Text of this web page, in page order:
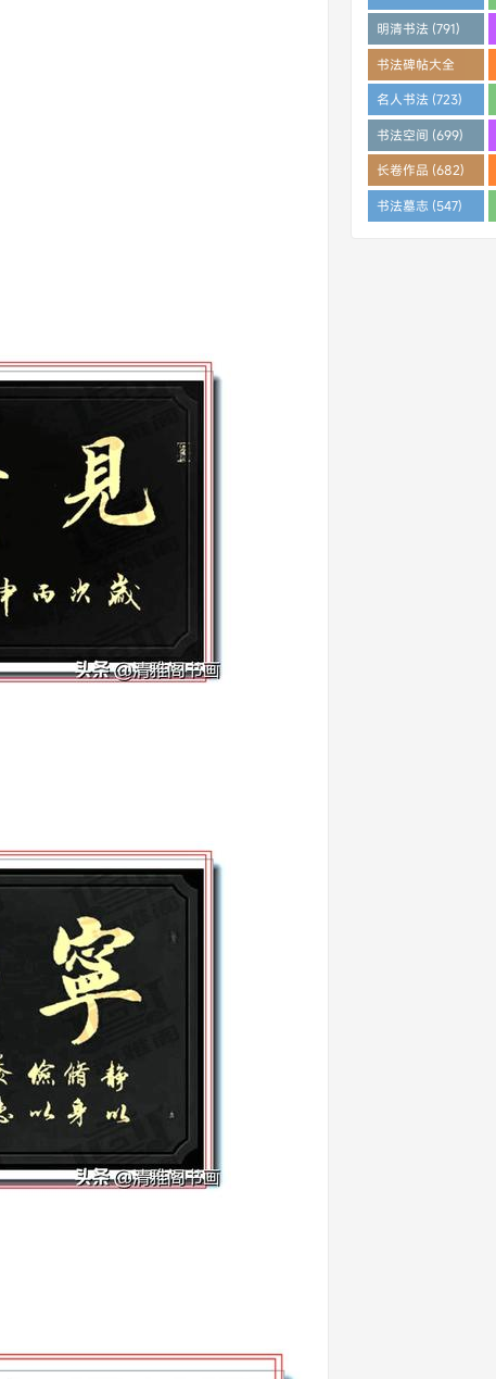
明清书法 (791)
书法碑帖大全
(784)
名人书法 (723)
书法空间 (699)
长卷作品 (682)
书法墓志 (547)